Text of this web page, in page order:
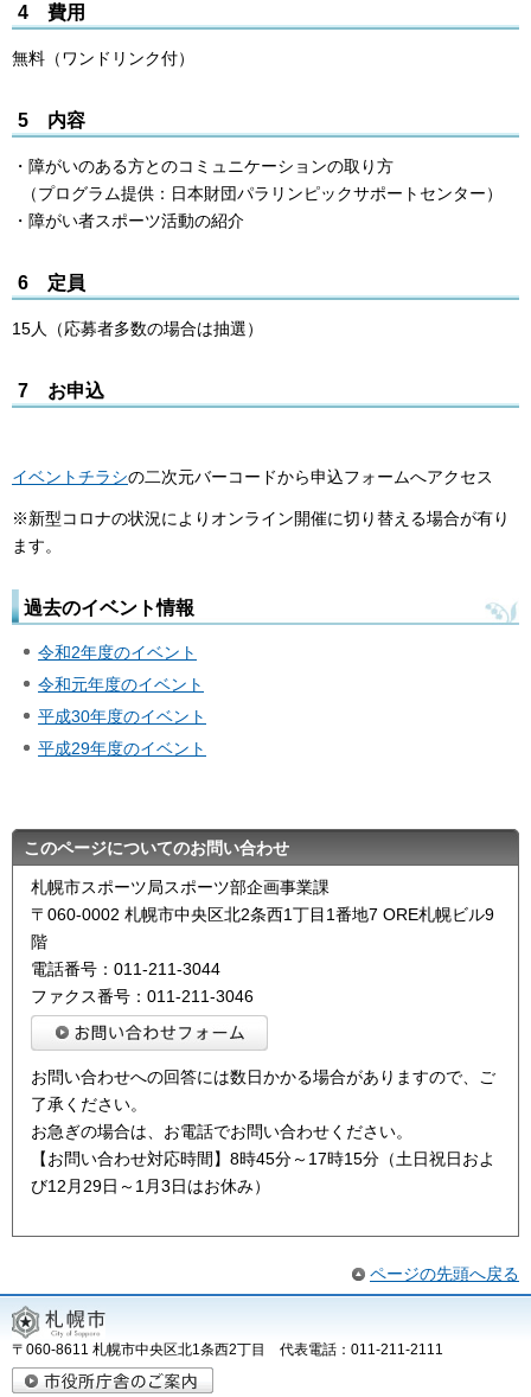
4 費用
無料（ワンドリンク付）
5 内容
・障がいのある方とのコミュニケーションの取り方
（プログラム提供：日本財団パラリンピックサポートセンター）
・障がい者スポーツ活動の紹介
6 定員
15人（応募者多数の場合は抽選）
7 お申込
イベントチラシの二次元バーコードから申込フォームへアクセス
※新型コロナの状況によりオンライン開催に切り替える場合が有り
ます。
過去のイベント情報
令和2年度のイベント
令和元年度のイベント
平成30年度のイベント
平成29年度のイベント
このページについてのお問い合わせ
札幌市スポーツ局スポーツ部企画事業課
〒060-0002 札幌市中央区北2条西1丁目1番地7 ORE札幌ビル9
階
電話番号：011-211-3044
ファクス番号：011-211-3046
お問い合わせへの回答には数日かかる場合がありますので、ご
了承ください。
お急ぎの場合は、お電話でお問い合わせください。
【お問い合わせ対応時間】8時45分～17時15分（土日祝日およ
び12月29日～1月3日はお休み）
ページの先頭へ戻る
〒060-8611 札幌市中央区北1条西2丁目 代表電話：011-211-2111